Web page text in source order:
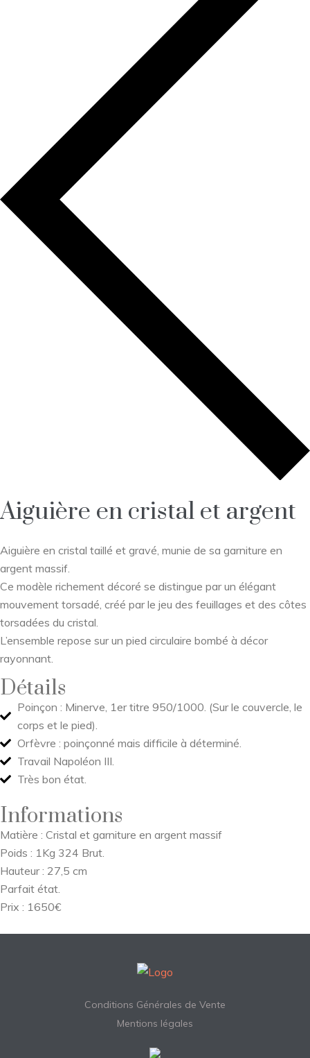
Aiguière en cristal et argent
Aiguière en cristal taillé et gravé, munie de sa garniture en
argent massif.
Ce modèle richement décoré se distingue par un élégant
mouvement torsadé, créé par le jeu des feuillages et des côtes
torsadées du cristal.
L’ensemble repose sur un pied circulaire bombé à décor
rayonnant.
Détails
Poinçon : Minerve, 1er titre 950/1000. (Sur le couvercle, le
corps et le pied).
Orfèvre : poinçonné mais difficile à déterminé.
Travail Napoléon III.
Très bon état.
Informations
Matière : Cristal et garniture en argent massif
Poids : 1Kg 324 Brut.
Hauteur : 27,5 cm
Parfait état.
Prix : 1650€
Conditions Générales de Vente
Mentions légales